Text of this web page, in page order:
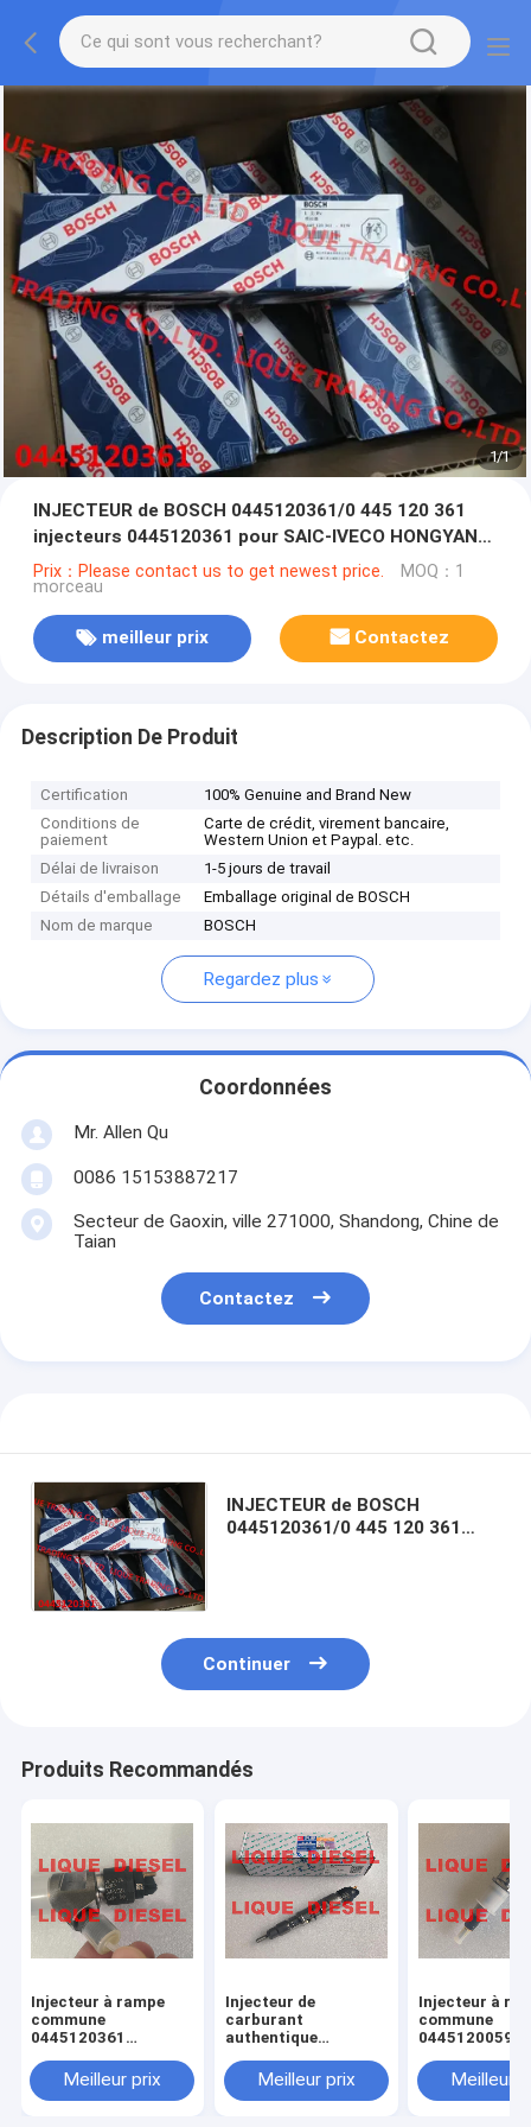
1/1
INJECTEUR de BOSCH 0445120361/0 445 120 361
injecteurs 0445120361 pour SAIC-IVECO HONGYAN
5801479314
Prix：Please contact us to get newest price. MOQ：1
morceau
meilleur prix Contactez
Description De Produit
Certification
100% Genuine and Brand New
Conditions de
paiement
Carte de crédit, virement bancaire,
Western Union et Paypal. etc.
Délai de livraison
1-5 jours de travail
Détails d'emballage
Emballage original de BOSCH
Nom de marque
BOSCH
Regardez plus
Coordonnées
Mr. Allen Qu
0086 15153887217
Secteur de Gaoxin, ville 271000, Shandong, Chine de
Taian
Contactez
INJECTEUR de BOSCH
0445120361/0 445 120 361
Continuer
Produits Recommandés
Injecteur à rampe
commune
0445120361
120 361 5801479314
Meilleur prix
Injecteur de
carburant
authentique
0445120290 0 445
120 290 L4700-
Meilleur prix
Injecteur à
commune
0445120059
120 059 0 445
231 pour
Meilleur